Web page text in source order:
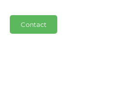
Contact